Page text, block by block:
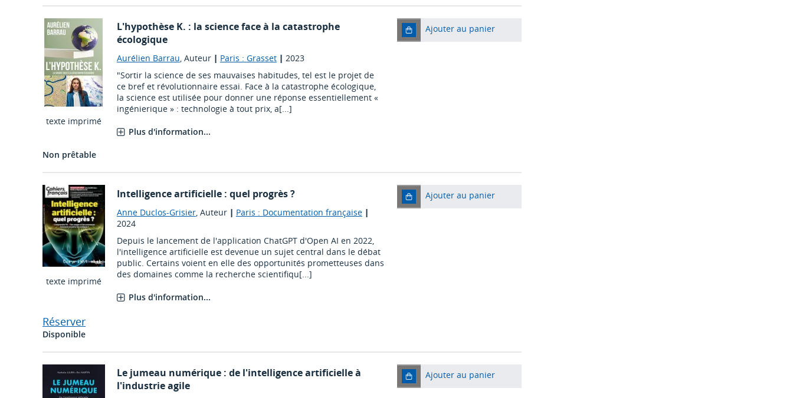
texte imprimé
L'hypothèse K. : la science face à la catastrophe
écologique
Aurélien Barrau , Auteur | Paris : Grasset| 2023
"Sortir la science de ses mauvaises habitudes, tel est le projet de
ce bref et révolutionnaire essai. Face à la catastrophe écologique,
la science est utilisée pour donner une réponse essentiellement «
ingénierique » : technologie à tout prix, a[...]
Plus d'information...
Ajouter au panier
Non prêtable
texte imprimé
Intelligence artificielle : quel progrès ?
Anne Duclos-Grisier, Auteur | Paris : Documentation française|
2024
Depuis le lancement de l'application ChatGPT d'Open AI en 2022,
l'intelligence artificielle est devenue un sujet central dans le débat
public. Certains voient en elle des opportunités prometteuses dans
des domaines comme la recherche scientifiqu[...]
Plus d'information...
Ajouter au panier
Réserver
Disponible
Le jumeau numérique : de l'intelligence artificielle à
l'industrie agile
Ajouter au panier